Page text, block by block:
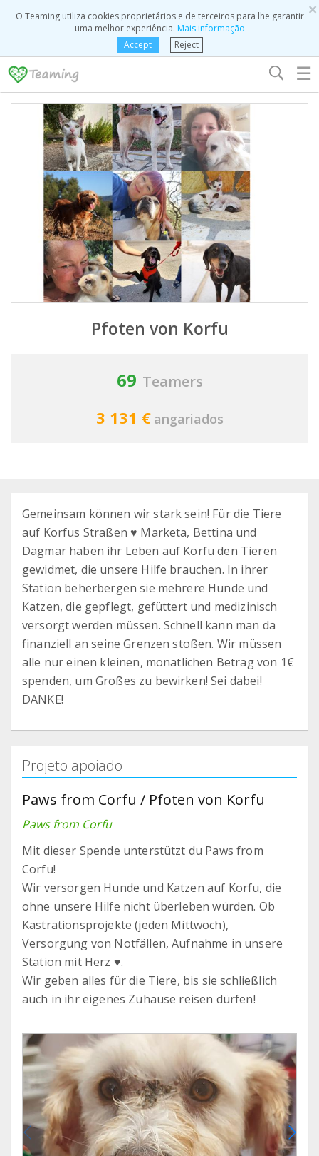
×
O Teaming utiliza cookies proprietários e de terceiros para lhe garantir
uma melhor experiência. Mais informação
Accept
Reject
☰
Pfoten von Korfu
69 Teamers
3 131 € angariados
Gemeinsam können wir stark sein! Für die Tiere
auf Korfus Straßen ♥️ Marketa, Bettina und
Dagmar haben ihr Leben auf Korfu den Tieren
gewidmet, die unsere Hilfe brauchen. In ihrer
Station beherbergen sie mehrere Hunde und
Katzen, die gepflegt, gefüttert und medizinisch
versorgt werden müssen. Schnell kann man da
finanziell an seine Grenzen stoßen. Wir müssen
alle nur einen kleinen, monatlichen Betrag von 1€
spenden, um Großes zu bewirken! Sei dabei!
DANKE!
Projeto apoiado
Paws from Corfu / Pfoten von Korfu
Paws from Corfu
Mit dieser Spende unterstützt du Paws from
Corfu!
Wir versorgen Hunde und Katzen auf Korfu, die
ohne unsere Hilfe nicht überleben würden. Ob
Kastrationsprojekte (jeden Mittwoch),
Versorgung von Notfällen, Aufnahme in unsere
Station mit Herz ♥️.
Wir geben alles für die Tiere, bis sie schließlich
auch in ihr eigenes Zuhause reisen dürfen!